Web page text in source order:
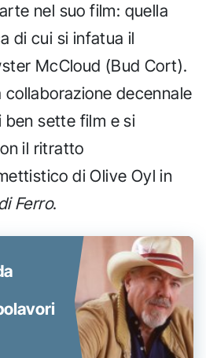
nel suo film: quella
di cui si infatua il
McCloud (Bud Cort).
collaborazione decennale
sette film e si
il ritratto
di Olive Oyl in
Ferro.